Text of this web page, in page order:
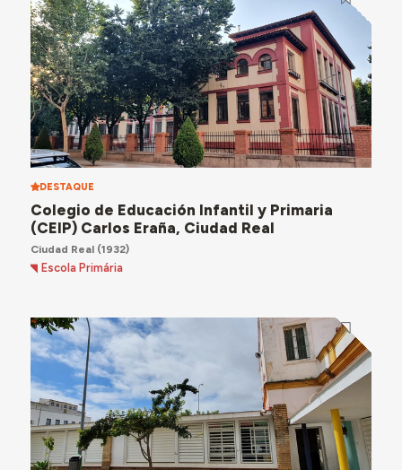
DESTAQUE
Colegio de Educación Infantil y Primaria
(CEIP) Carlos Eraña, Ciudad Real
Ciudad Real(1932)
Escola Primária